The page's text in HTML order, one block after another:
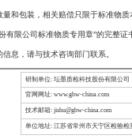
和包装，相关赔偿只限于标准物质
有限公司标准物质专用章”的完整证
息，请与技术咨询部门联系。
研制单位: 坛墨质检科技股份有限公司
官网网址: www.gbw-china.com
技术邮箱: jishu@gbw-china.com
单位地址: 江苏省常州市天宁区检验检